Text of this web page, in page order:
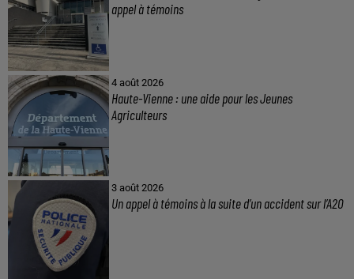
appel à témoins
4 août 2026
Haute-Vienne : une aide pour les Jeunes
Agriculteurs
3 août 2026
Un appel à témoins à la suite d’un accident sur l’A20